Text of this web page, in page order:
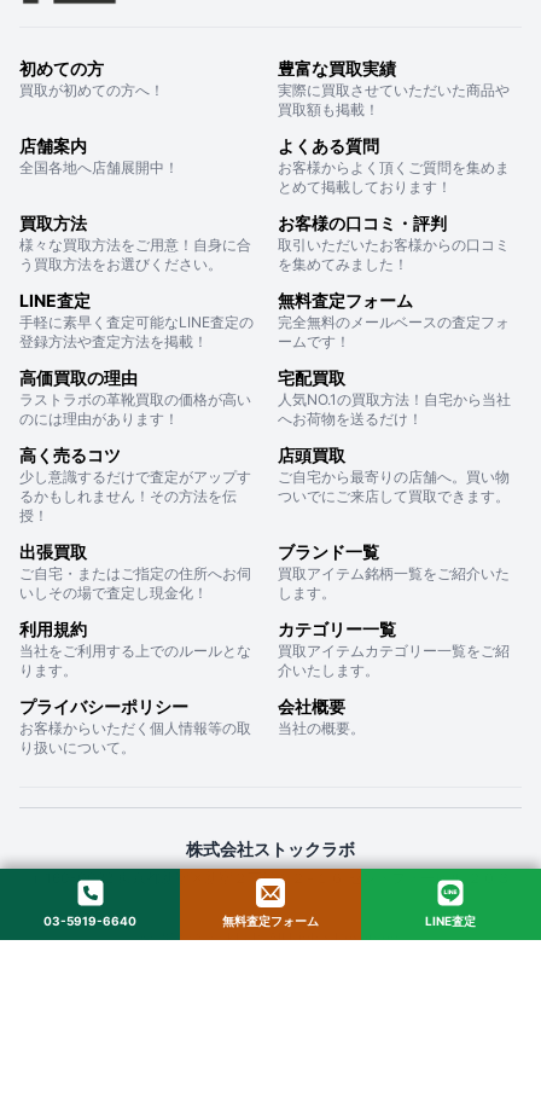
初めての方
買取が初めての方へ！
豊富な買取実績
実際に買取させていただいた商品や
買取額も掲載！
店舗案内
全国各地へ店舗展開中！
よくある質問
お客様からよく頂くご質問を集めま
とめて掲載しております！
買取方法
様々な買取方法をご用意！自身に合
う買取方法をお選びください。
お客様の口コミ・評判
取引いただいたお客様からの口コミ
を集めてみました！
LINE査定
手軽に素早く査定可能なLINE査定の
登録方法や査定方法を掲載！
無料査定フォーム
完全無料のメールベースの査定フォ
ームです！
高価買取の理由
ラストラボの革靴買取の価格が高い
のには理由があります！
宅配買取
人気NO.1の買取方法！自宅から当社
へお荷物を送るだけ！
高く売るコツ
少し意識するだけで査定がアップす
るかもしれません！その方法を伝
授！
店頭買取
ご自宅から最寄りの店舗へ。買い物
ついでにご来店して買取できます。
出張買取
ご自宅・またはご指定の住所へお伺
いしその場で査定し現金化！
ブランド一覧
買取アイテム銘柄一覧をご紹介いた
します。
利用規約
当社をご利用する上でのルールとな
ります。
カテゴリー一覧
買取アイテムカテゴリー一覧をご紹
介いたします。
プライバシーポリシー
お客様からいただく個人情報等の取
り扱いについて。
会社概要
当社の概要。
株式会社ストックラボ
〒160-0022 東京都新宿区新宿２丁目１２−１６ セントフォービル ２０３
© 2025 StockLab. All Rights Reserved.
03-5919-6640 無料査定フォーム LINE査定